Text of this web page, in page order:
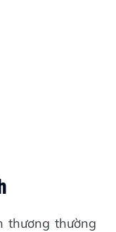
thương thường